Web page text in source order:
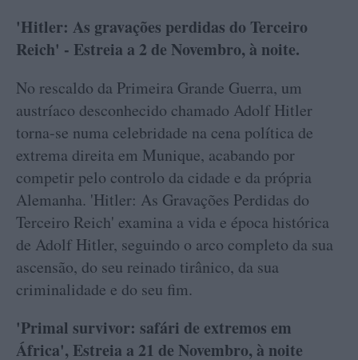
'Hitler: As gravações perdidas do Terceiro
Reich' - Estreia a 2 de Novembro, à noite.
No rescaldo da Primeira Grande Guerra, um
austríaco desconhecido chamado Adolf Hitler
torna-se numa celebridade na cena política de
extrema direita em Munique, acabando por
competir pelo controlo da cidade e da própria
Alemanha. 'Hitler: As Gravações Perdidas do
Terceiro Reich' examina a vida e época histórica
de Adolf Hitler, seguindo o arco completo da sua
ascensão, do seu reinado tirânico, da sua
criminalidade e do seu fim.
'Primal survivor: safári de extremos em
África', Estreia a 21 de Novembro, à noite